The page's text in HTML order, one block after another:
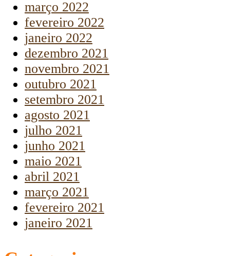
março 2022
fevereiro 2022
janeiro 2022
dezembro 2021
novembro 2021
outubro 2021
setembro 2021
agosto 2021
julho 2021
junho 2021
maio 2021
abril 2021
março 2021
fevereiro 2021
janeiro 2021